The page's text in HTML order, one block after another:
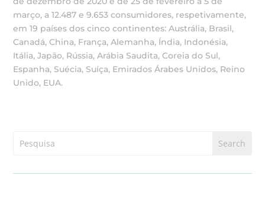
março, a 12.487 e 9.653 consumidores, respetivamente,
em 19 países dos cinco continentes: Austrália, Brasil,
Canadá, China, França, Alemanha, Índia, Indonésia,
Itália, Japão, Rússia, Arábia Saudita, Coreia do Sul,
Espanha, Suécia, Suíça, Emirados Árabes Unidos, Reino
Unido, EUA.